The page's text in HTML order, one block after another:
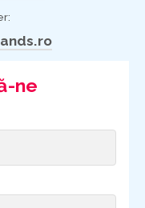
ne